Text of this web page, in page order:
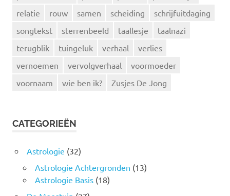
relatie
rouw samen scheiding
schrijfuitdaging
songtekst
sterrenbeeld taallesje
taalnazi
terugblik
tuingeluk verhaal
verlies
vernoemen
vervolgverhaal
voormoeder
voornaam
wie ben ik? Zusjes De Jong
CATEGORIEËN
Astrologie (32)
Astrologie Achtergronden (13)
Astrologie Basis(18)